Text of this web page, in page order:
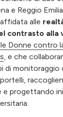
e Reggio
alle
contrasto alla
Donne contro
, e che
di monitoraggio
e progettando